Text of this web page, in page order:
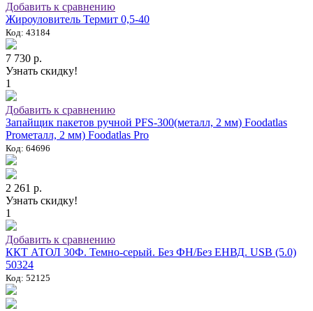
Добавить к сравнению
Жироуловитель Термит 0,5-40
Код: 43184
7 730 р.
Узнать скидку!
1
Добавить к сравнению
Запайщик пакетов ручной PFS-300(металл, 2 мм) Foodatlas
Proметалл, 2 мм) Foodatlas Pro
Код: 64696
2 261 р.
Узнать скидку!
1
Добавить к сравнению
ККТ АТОЛ 30Ф. Темно-серый. Без ФН/Без ЕНВД. USB (5.0)
50324
Код: 52125